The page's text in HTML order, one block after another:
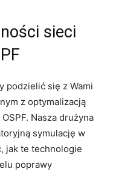
sieci
podzielić‍ się ‌z‍ Wami
z optymalizacją
Nasza drużyna
symulację‍ w
jak ⁤te technologie‍
poprawy